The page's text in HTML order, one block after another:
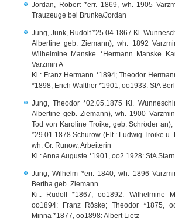
Jordan, Robert *err. 1869, wh. 1905
Trauzeuge bei Brunke/Jordan
Jung, Junk, Rudolf *25.04.1867 Kl.
Albertine geb. Ziemann), wh. 1892
Wilhelmine Manske *Hermann Manske
Varzmin A
Ki.: Franz Hermann *1894; Theodor
*1898; Erich Walther *1901, oo1933: StA
Jung, Theodor *02.05.1875 Kl.
Albertine geb. Ziemann), wh. 1900
Tod von Karoline Troike, geb. Schröder
*29.01.1878 Schurow (Elt.: Ludwig Troike u.
wh. Gr. Runow, Arbeiterin
Ki.: Anna Auguste *1901, oo2 1928: StA
Jung, Wilhelm *err. 1840, wh. 1896
Bertha geb. Ziemann
Ki.: Rudolf *1867, oo1892: Wilhelmine
oo1894: Franz Röske; Theodor *1875,
Minna *1877, oo1898: Albert Lietz